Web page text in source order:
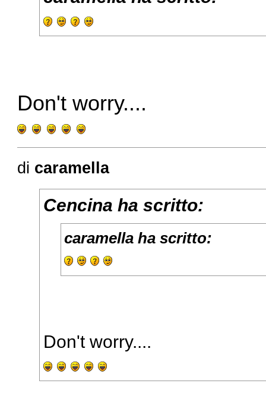
Don't worry....
di caramella
Cencina ha scritto:
caramella ha scritto:
Don't worry....